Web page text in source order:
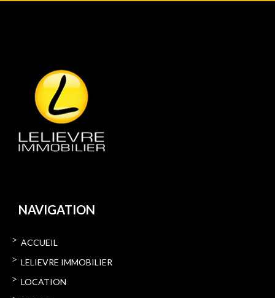
NAVIGATION
ACCUEIL
LELIEVRE IMMOBILIER
LOCATION